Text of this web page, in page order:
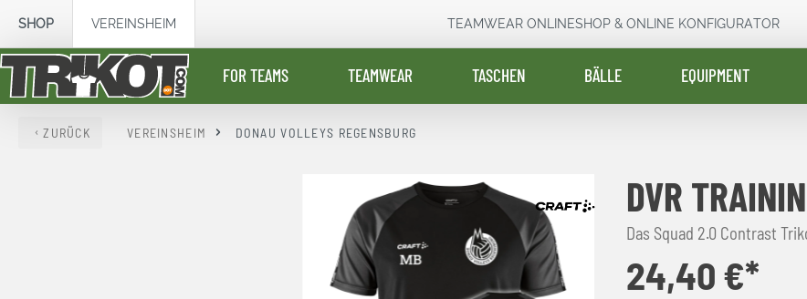
Zur Hauptnavigation springen
SHOP VEREINSHEIM TEAMWEAR ONLINESHOP & ONLINE KONFIGURATOR
FOR TEAMS TEAMWEAR TASCHEN BÄLLE EQUIPMENT
ZURÜCK VEREINSHEIM DONAU VOLLEYS REGENSBURG
DVR
Das Squad 2.0 Contrast
24,40 €*